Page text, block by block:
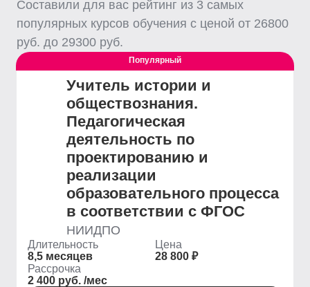
Составили для вас рейтинг из 3 самых
популярных курсов обучения с ценой от 26800
руб. до 29300 руб.
Популярный
Учитель истории и
обществознания.
Педагогическая
деятельность по
проектированию и
реализации
образовательного процесса
в соответствии с ФГОС
НИИДПО
Длительность
8,5 месяцев
Цена
28 800 ₽
Рассрочка
2 400 руб. /мес